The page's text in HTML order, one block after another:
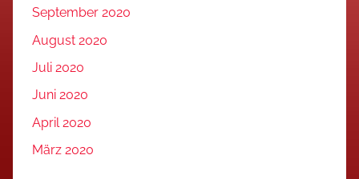
September 2020
August 2020
Juli 2020
Juni 2020
April 2020
März 2020